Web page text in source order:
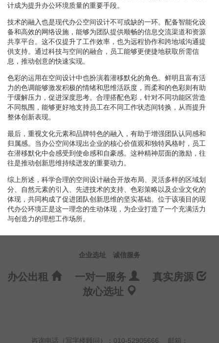
计成为提升办公环境质量的重要手段。
技术的融入也是现代办公空间设计不可或缺的一环。配备智能化设
备和高效的网络设施，能够为团队提供顺畅的信息交流渠道和资源
共享平台。这不仅提升了工作效率，也为远程协作和跨地域沟通提
供支持。通过科技与空间的融合，员工能够更便捷地获取所需信
息，推动创意的快速实现。
色彩的运用在空间设计中也扮演着潜移默化的角色。鲜明且富有活
力的色调能够激发积极的情绪和思维活跃度，而柔和的色彩则有助
于缓解压力，促进深度思考。合理搭配色彩，针对不同功能区营造
不同氛围，能够更好地支持员工在不同工作状态间转换，从而提升
整体创新表现。
最后，重视文化元素和品牌特色的融入，有助于增强团队认同感和
归属感。当办公空间体现出企业的核心价值观和独特风格时，员工
在潜移默化中会感受到使命感和自豪感。这种精神层面的激励，往
往是推动创新思维持续迸发的重要动力。
综上所述，科学合理的空间设计融合开放布局、灵活多样的区域划
分、自然元素的引入、先进技术的支持、色彩策略以及企业文化的
体现，共同构成了促进团队创新思维的坚实基础。位于该项目的现
代办公环境正是这一理念的生动体现，为企业打造了一个充满活力
与创造力的理想工作场所。
企业选址 诚信服务
办公出租 一对一服务
真实房源
放心选址
咨询电话（写字楼顾问）：010-52905666 邮箱：